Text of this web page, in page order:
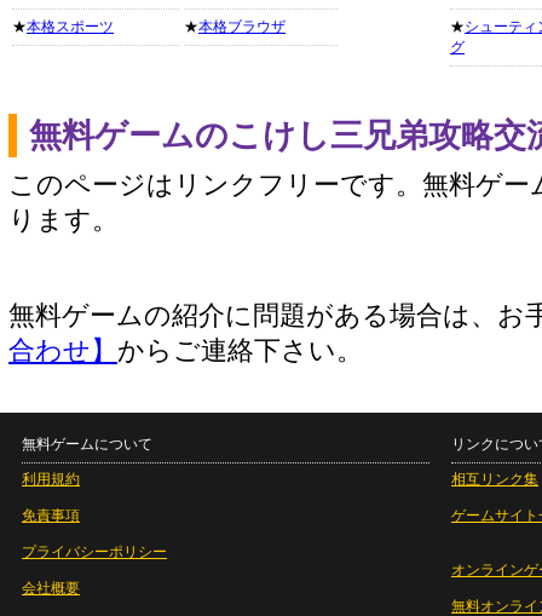
★本格スポーツ ★本格ブラウザ ★シューティ
グ
無料ゲームのこけし三兄弟攻略交
このページはリンクフリーです。無料ゲー
ります。
無料ゲームの紹介に問題がある場合は、お
合わせ】 からご連絡下さい。
無料ゲームについて
利用規約
免責事項
プライバシーポリシー
会社概要
リンクについ
相互リンク集
ゲームサイト
オンラインゲ
無料オンライ